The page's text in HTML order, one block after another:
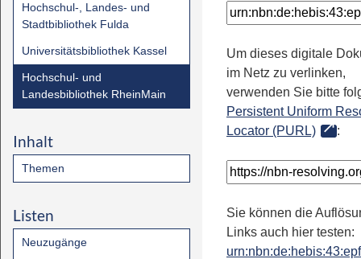
Hochschul-, Landes- und
Stadtbibliothek Fulda
Universitätsbibliothek Kassel
Hochschul- und
Landesbibliothek RheinMain
Inhalt
Themen
Listen
Neuzugänge
Um dieses digitale
im Netz zu verlinken,
verwenden Sie bitte
Persistent Uniform
Locator (PURL)
:
Sie können die
Links auch hier testen: